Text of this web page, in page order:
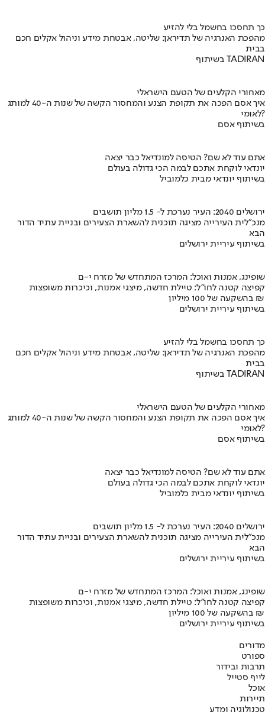
כך תחסכו בחשמל בלי להזיע
מהפכת האנרגיה של תדיראן: שליטה, אבטחת מידע וניהול אקלים חכם
בבית
בשיתוף TADIRAN
מאחורי הקלעים של הטעם הישראלי
איך אסם הפכה את תקופת הצנע והמחסור הקשה של שנות ה-40 למותג
לאומי?
בשיתוף אסם
אתם עוד לא שם? הטיסה למונדיאל כבר יצאה
יונדאי לוקחת אתכם לבמה הכי גדולה בעולם
בשיתוף יונדאי מבית כלמוביל
ירושלים 2040: העיר נערכת ל- 1.5 מליון תושבים
מנכ"לית העירייה מציגה תוכנית להשארת הצעירים ובניית עתיד הדור
הבא
בשיתוף עיריית ירושלים
שופינג, אמנות ואוכל: המרכז המתחדש של מזרח י-ם
קפיצה קטנה לחו"ל: טיילת חדשה, מיצגי אמנות, וכיכרות משופצות
בהשקעה של 100 מיליון ₪
בשיתוף עיריית ירושלים
כך תחסכו בחשמל בלי להזיע
מהפכת האנרגיה של תדיראן: שליטה, אבטחת מידע וניהול אקלים חכם
בבית
בשיתוף TADIRAN
מאחורי הקלעים של הטעם הישראלי
איך אסם הפכה את תקופת הצנע והמחסור הקשה של שנות ה-40 למותג
לאומי?
בשיתוף אסם
אתם עוד לא שם? הטיסה למונדיאל כבר יצאה
יונדאי לוקחת אתכם לבמה הכי גדולה בעולם
בשיתוף יונדאי מבית כלמוביל
ירושלים 2040: העיר נערכת ל- 1.5 מליון תושבים
מנכ"לית העירייה מציגה תוכנית להשארת הצעירים ובניית עתיד הדור
הבא
בשיתוף עיריית ירושלים
שופינג, אמנות ואוכל: המרכז המתחדש של מזרח י-ם
קפיצה קטנה לחו"ל: טיילת חדשה, מיצגי אמנות, וכיכרות משופצות
בהשקעה של 100 מיליון ₪
בשיתוף עיריית ירושלים
מדורים
ספורט
תרבות ובידור
לייף סטייל
אוכל
תיירות
טכנולוגיה ומדע